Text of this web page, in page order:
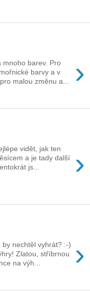
›
mnoho barev. Pro
barvy a v
malou změnu a...
›
vidět, jak ten
a je tady další
js...
›
nechtěl vyhrát? :-)
Zlatou, stříbrnou
na výh...